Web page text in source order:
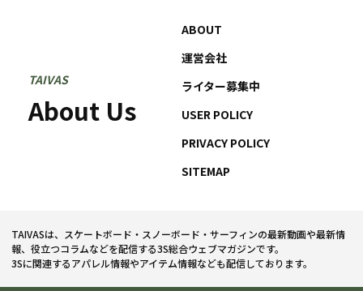
TAIVAS
About Us
ABOUT
運営会社
ライター募集中
USER POLICY
PRIVACY POLICY
SITEMAP
TAIVASは、スケートボード・スノーボード・サーフィンの最新動画や最新情
報、役立つコラムなどを配信する3S総合ウェブマガジンです。
3Sに関連するアパレル情報やアイテム情報なども配信しております。